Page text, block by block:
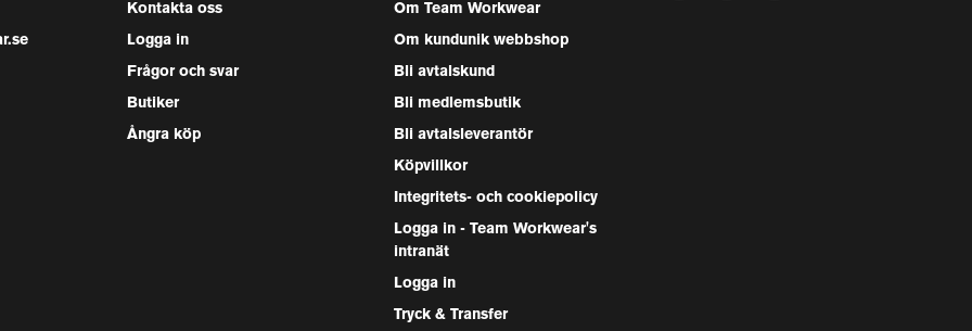
Kontakta oss
Logga in
Frågor och svar
Butiker
Ångra köp
Om Team Workwear
Om kundunik webbshop
Bli avtalskund
Bli medlemsbutik
Bli avtalsleverantör
Köpvillkor
Integritets- och cookiepolicy
Logga in - Team Workwear's
intranät
Logga in
Tryck & Transfer